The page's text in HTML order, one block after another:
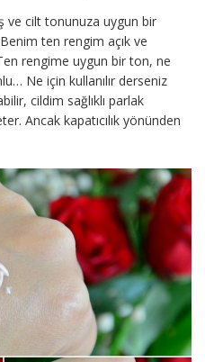
ve cilt tonunuza uygun bir
ten rengim açık ve
rengime uygun bir ton, ne
Ne için kullanılır derseniz
cildim sağlıklı parlak
Ancak kapatıcılık yönünden